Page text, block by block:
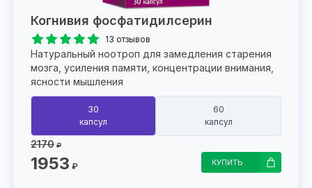
Когнивия фосфатидилсерин
13 отзывов
Натуральный ноотроп для замедления старения
мозга, усиления памяти, концентрации внимания,
ясности мышления
30
капсул
60
капсул
2170 ₽
1953 ₽ КУПИТЬ